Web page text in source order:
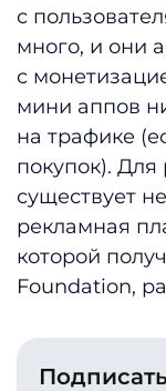
с
много, и они
с
мини аппов
на трафике
покупок).
существует
рекламная
которой
Foundation,